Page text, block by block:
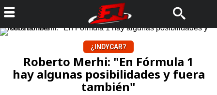
¿INDYCAR?
Roberto Merhi: "En Fórmula 1
hay algunas posibilidades y fuera
también"